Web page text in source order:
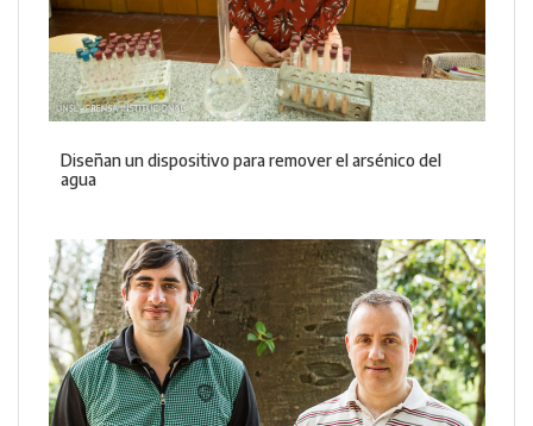
Diseñan un dispositivo para remover el arsénico del
agua